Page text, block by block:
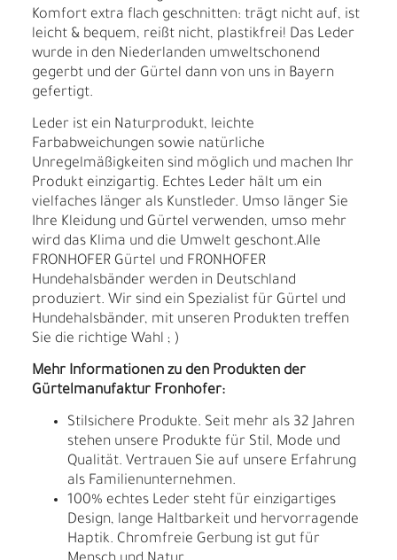
Komfort extra flach geschnitten: trägt nicht auf, ist
leicht & bequem, reißt nicht, plastikfrei! Das Leder
wurde in den Niederlanden umweltschonend
gegerbt und der Gürtel dann von uns in Bayern
gefertigt.
Leder ist ein Naturprodukt, leichte
Farbabweichungen sowie natürliche
Unregelmäßigkeiten sind möglich und machen Ihr
Produkt einzigartig. Echtes Leder hält um ein
vielfaches länger als Kunstleder. Umso länger Sie
Ihre Kleidung und Gürtel verwenden, umso mehr
wird das Klima und die Umwelt geschont.Alle
FRONHOFER Gürtel und FRONHOFER
Hundehalsbänder werden in Deutschland
produziert. Wir sind ein Spezialist für Gürtel und
Hundehalsbänder, mit unseren Produkten treffen
Sie die richtige Wahl ; )
Mehr Informationen zu den Produkten der
Gürtelmanufaktur Fronhofer:
Stilsichere Produkte. Seit mehr als 32 Jahren
stehen unsere Produkte für Stil, Mode und
Qualität. Vertrauen Sie auf unsere Erfahrung
als Familienunternehmen.
100% echtes Leder steht für einzigartiges
Design, lange Haltbarkeit und hervorragende
Haptik. Chromfreie Gerbung ist gut für